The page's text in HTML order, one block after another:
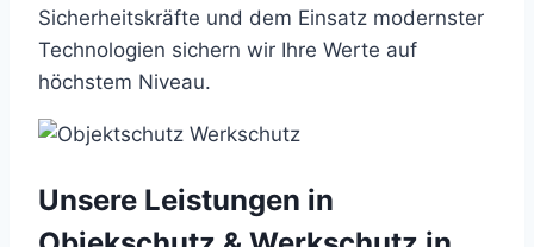
Sicherheitskräfte und dem Einsatz modernster
Technologien sichern wir Ihre Werte auf
höchstem Niveau.
Unsere Leistungen in